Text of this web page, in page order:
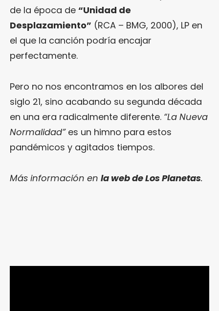
de la época de “Unidad de
Desplazamiento” (RCA – BMG, 2000), LP en
el que la canción podría encajar
perfectamente.
Pero no nos encontramos en los albores del
siglo 21, sino acabando su segunda década
en una era radicalmente diferente. “La Nueva
Normalidad”es un himno para estos
pandémicos y agitados tiempos.
Más información en la web de Los Planetas.